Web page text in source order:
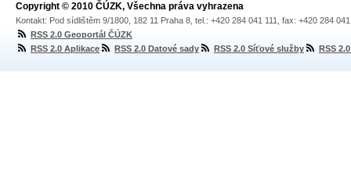
Copyright © 2010 ČÚZK, Všechna práva vyhrazena
Kontakt: Pod sídlištěm 9/1800, 182 11 Praha 8, tel.: +420 284 041 111, fax: +420 284
RSS 2.0 Geoportál ČÚZK
RSS 2.0 Aplikace
RSS 2.0 Datové sady RSS 2.0 Síťové služby RSS